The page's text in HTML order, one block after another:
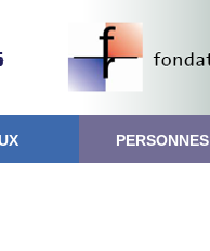
PERSONNES